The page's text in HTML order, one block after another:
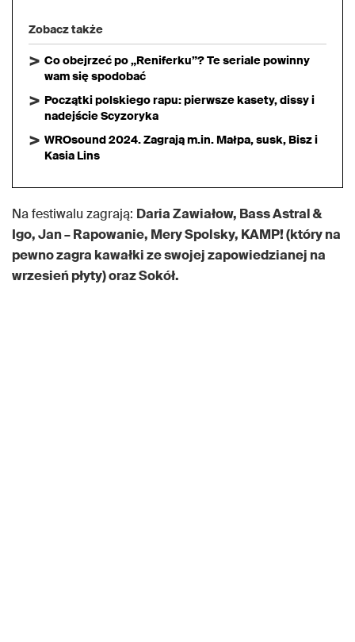
Zobacz także
Co obejrzeć po „Reniferku”? Te seriale powinny
wam się spodobać
Początki polskiego rapu: pierwsze kasety, dissy i
nadejście Scyzoryka
WROsound 2024. Zagrają m.in. Małpa, susk, Bisz i
Kasia Lins
Na festiwalu zagrają: Daria Zawiałow, Bass Astral &
Igo, Jan – Rapowanie, Mery Spolsky, KAMP! (który na
pewno zagra kawałki ze swojej zapowiedzianej na
wrzesień płyty) oraz Sokół.